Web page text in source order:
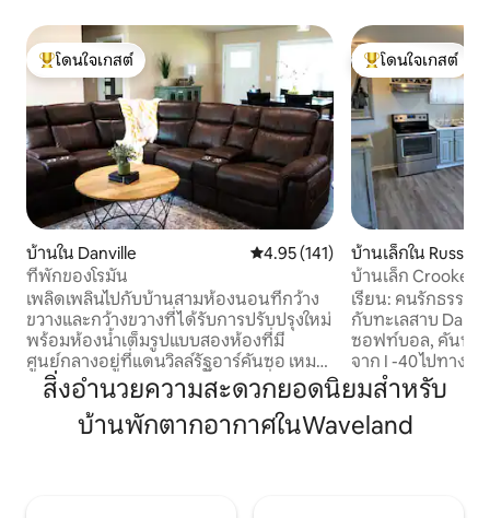
โดนใจเกสต์ที่สุด
โดนใจเกสต์
บ้านใน Danville คะแนนเฉลี่ย 4.95 จาก 5, 141 รีวิว
4.95 (141)
ที่พักของโรมัน
เพลิดเพลินไปกับบ้านสามห้องนอนที่กว้าง
ขวางและกว้างขวางที่ได้รับการปรับปรุงใหม่
พร้อมห้องน้ำเต็มรูปแบบสองห้องที่มี
ศูนย์กลางอยู่ที่แดนวิลล์รัฐอาร์คันซอ เหมาะ
สำหรับการพักผ่อนกับครอบครัวเพื่อการ
พักผ่อนและผ่อนคลาย ล้อมรอบด้วยภูเขาที่
สวยงามสำหรับการเดินป่าเส้นทางจักรยาน
โดนใจเกสต์ที่สุด
โดนใจเกสต์
บ้านเล็กใน
บ้านเล็ก
เรียน: คนรักธรรม
กับทะเลสาบ
ซอฟท์บอล, คันทรี
จาก I -40 ไปทางเ
Hwy 7 คุณสมบัติพิเศษ: * พื้นที่กลางแจ้ง
พร้อมระเบียงขนา
ครอบคลุมผนังด้า
สิ่งอำนวยความสะดวกยอดนิยมสำหรับ
บ้านพักตากอากาศในWaveland